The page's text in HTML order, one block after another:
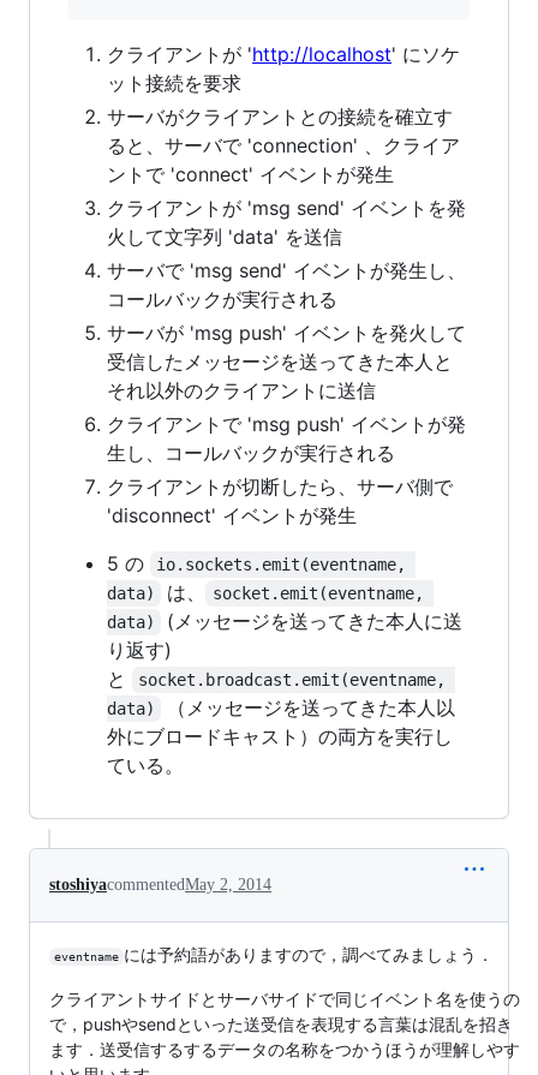
クライアントが 'http://localhost' にソケ
ット接続を要求
サーバがクライアントとの接続を確立す
ると、サーバで 'connection' 、クライア
ントで 'connect' イベントが発生
クライアントが 'msg send' イベントを発
火して文字列 'data' を送信
サーバで 'msg send' イベントが発生し、
コールバックが実行される
サーバが 'msg push' イベントを発火して
受信したメッセージを送ってきた本人と
それ以外のクライアントに送信
クライアントで 'msg push' イベントが発
生し、コールバックが実行される
クライアントが切断したら、サーバ側で
'disconnect' イベントが発生
5 の
io.sockets.emit(eventname,
data)
は、
socket.emit(eventname,
data)
(メッセージを送ってきた本人に送
り返す)
と
socket.broadcast.emit(eventname,
data)
（メッセージを送ってきた本人以
外にブロードキャスト）の両方を実行し
ている。
stoshiyacommentedMay 2, 2014
eventname には予約語がありますので，調べてみましょう．
クライアントサイドとサーバサイドで同じイベント名を使うの
で，pushやsendといった送受信を表現する言葉は混乱を招き
ます．送受信するするデータの名称をつかうほうが理解しやす